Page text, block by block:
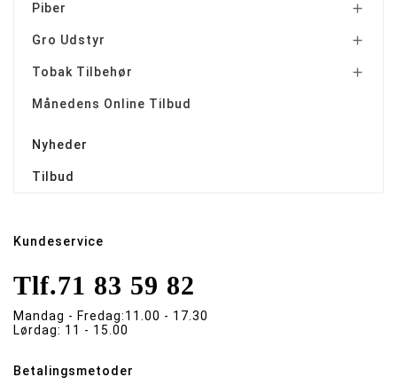
Piber 
Gro Udstyr 
Tobak Tilbehør 
Månedens Online Tilbud
Nyheder
Tilbud
Kundeservice
Tlf.71 83 59 82
Mandag - Fredag:11.00 - 17.30
Lørdag: 11 - 15.00
Betalingsmetoder